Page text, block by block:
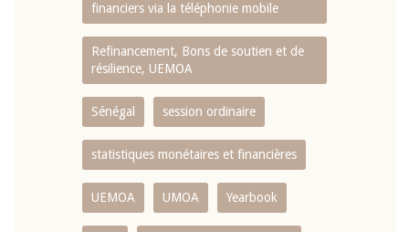
financiers via la téléphonie mobile
Refinancement, Bons de soutien et de
résilience, UEMOA
Sénégal session ordinaire
statistiques monétaires et financières
UEMOA UMOA Yearbook